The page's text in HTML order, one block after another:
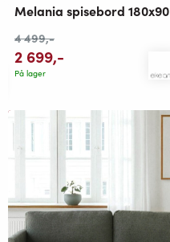
Melania spisebord 180x90
4 499,-
2 699,-
På lager